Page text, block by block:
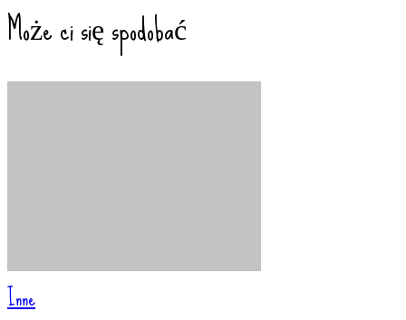
Może ci się spodobać
Inne